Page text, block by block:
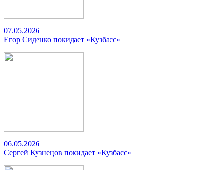
07.05.2026
Егор Сиденко покидает «Кузбасс»
06.05.2026
Сергей Кузнецов покидает «Кузбасс»